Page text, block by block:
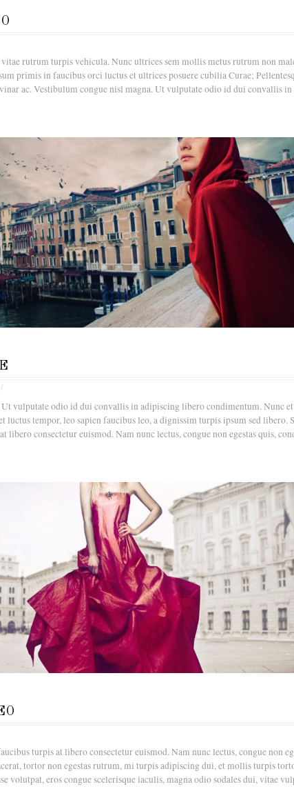
rutrum turpis vehicula. Nunc ultrices sem mollis metus rutrum non
primis in faucibus orci luctus et ultrices posuere cubilia Curae;
ac. Vestibulum congue nisl magna. Ut vulputate odio id dui convallis
/
vulputate odio id dui convallis in adipiscing libero condimentum. Nunc
luctus tempor, leo sapien faucibus leo, a dignissim turpis ipsum sed libero.
libero consectetur euismod. Nam nunc lectus, congue non egestas quis,
turpis at libero consectetur euismod. Nam nunc lectus, congue non
tortor non egestas rutrum, mi turpis adipiscing dui, et mollis turpis
volutpat, eros congue scelerisque iaculis, magna odio sodales dui, vitae